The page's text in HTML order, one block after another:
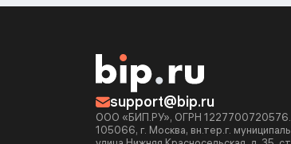
support@bip.ru
ООО «БИП.РУ», ОГРН 1227700720576.
105066, г. Москва, вн.тер.г.